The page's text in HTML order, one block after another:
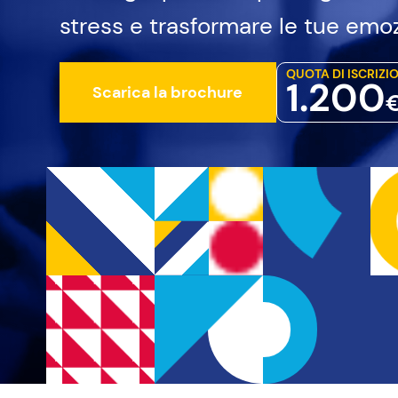
OPEN
ACADEMY
2 corsi disponibili
stress e trasformare le tue
Scarica la brochure
QUOTA DI
1.200